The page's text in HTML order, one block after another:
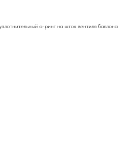
о-ринг на шток вентиля баллона